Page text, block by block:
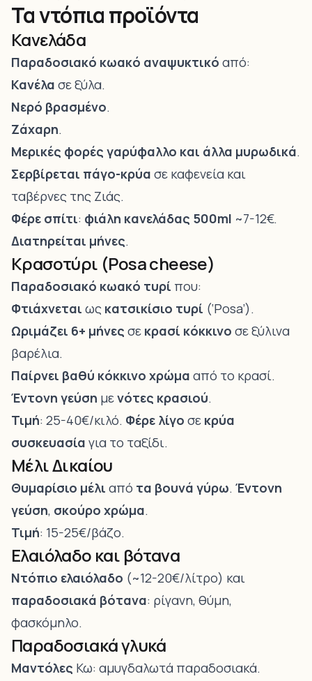
Τα ντόπια προϊόντα
Κανελάδα
Παραδοσιακό κωακό αναψυκτικό από:
Κανέλα σε ξύλα.
Νερό βρασμένο.
Ζάχαρη.
Μερικές φορές γαρύφαλλο και άλλα μυρωδικά.
Σερβίρεται πάγο-κρύα σε καφενεία και
ταβέρνες της Ζιάς.
Φέρε σπίτι: φιάλη κανελάδας 500ml ~7-12€.
Διατηρείται μήνες.
Κρασοτύρι (Posa cheese)
Παραδοσιακό κωακό τυρί που:
Φτιάχνεται ως κατσικίσιο τυρί (‘Posa’).
Ωριμάζει 6+ μήνες σε κρασί κόκκινο σε ξύλινα
βαρέλια.
Παίρνει βαθύ κόκκινο χρώμα από το κρασί.
Έντονη γεύση μενότες κρασιού.
Τιμή: 25-40€/κιλό. Φέρε λίγο σε κρύα
συσκευασία για το ταξίδι.
Μέλι Δικαίου
Θυμαρίσιο μέλι από τα βουνά γύρω. Έντονη
γεύση, σκούρο χρώμα.
Τιμή: 15-25€/βάζο.
Ελαιόλαδο και βότανα
Ντόπιο ελαιόλαδο (~12-20€/λίτρο) και
παραδοσιακά βότανα: ρίγανη, θύμη,
φασκόμηλο.
Παραδοσιακά γλυκά
Μαντόλες Κω: αμυγδαλωτά παραδοσιακά.